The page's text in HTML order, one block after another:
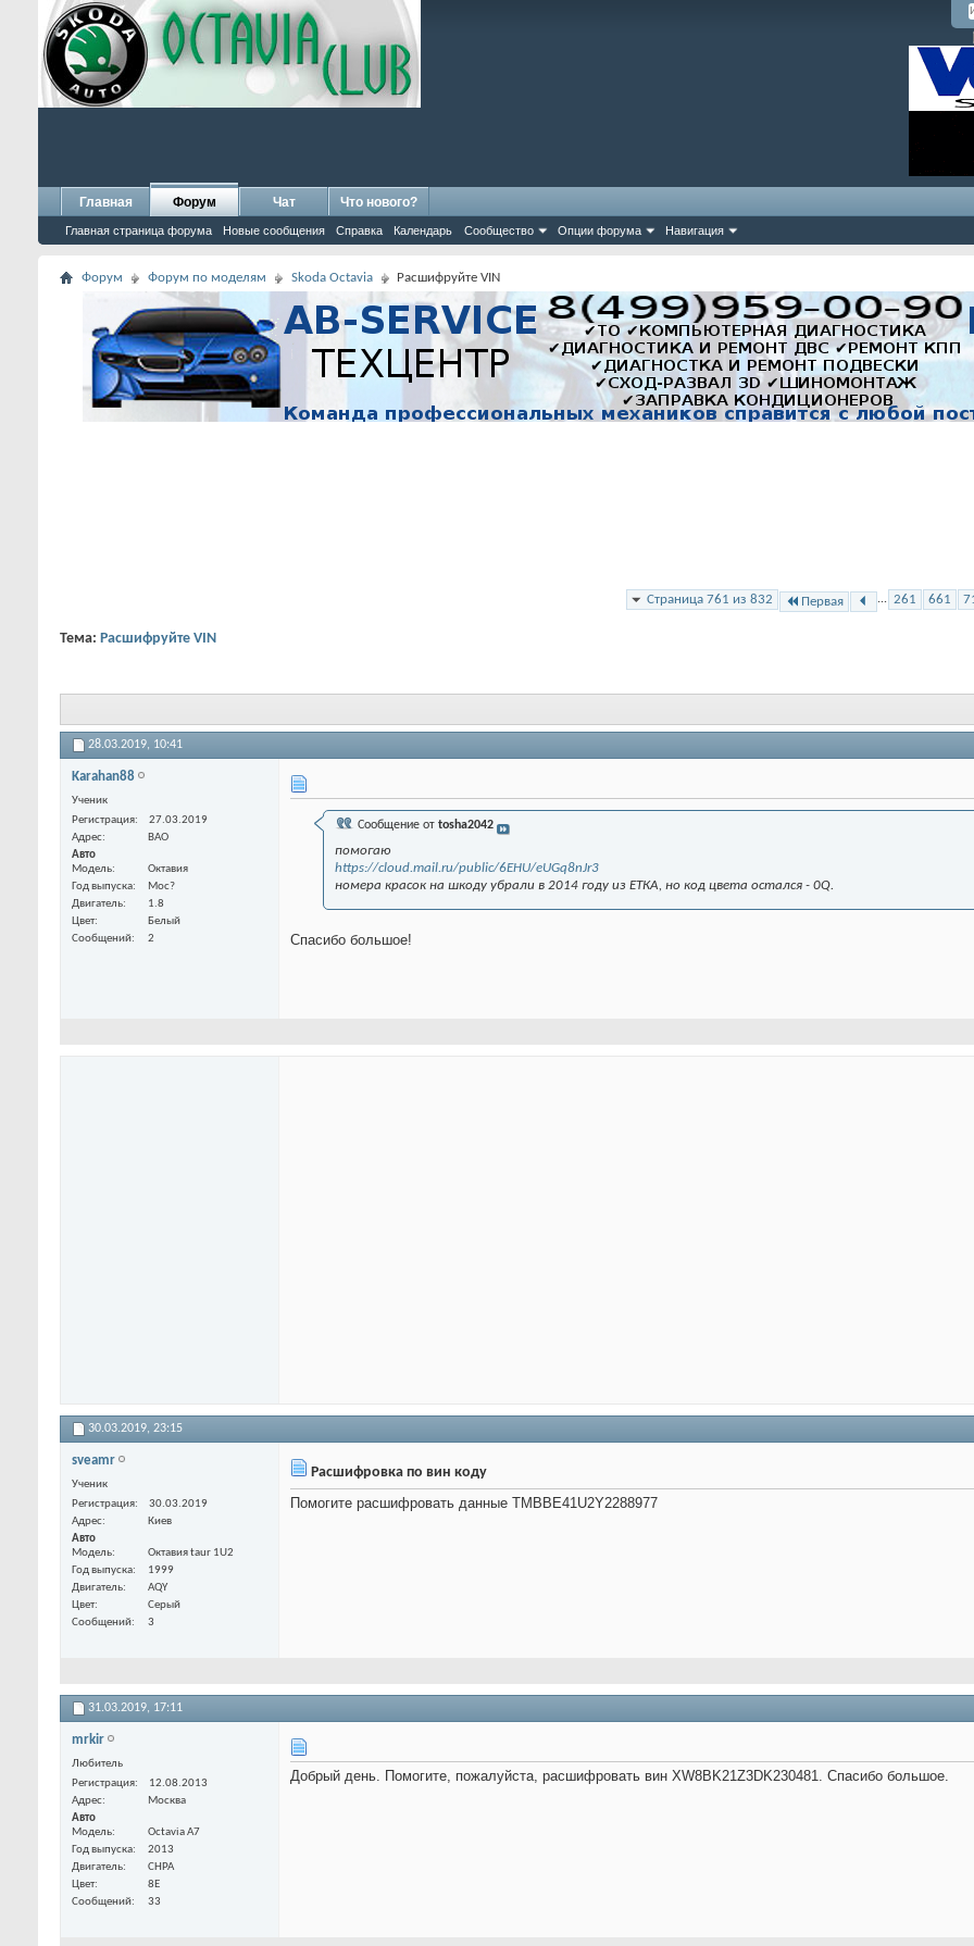
Главная Форум
Главная страница форума Новые сообщения Справка Календарь Сообщество Опции форума Навигация
Чат Что нового?
Форум Форум по моделям Skoda Octavia Расшифруйте VIN
Страница 761 из 832 Первая ... 261 661
Тема: Расшифруйте VIN
28.03.2019, 10:41
Karahan88
Ученик
Регистрация
27.03.2019
Адрес
ВАО
Авто
Модель
Октавия
Год выпуска
Мос?
Двигатель
1.8
Цвет
Белый
Сообщений
2
Сообщение от tosha2042
помогаю
https://cloud.mail.ru/public/6EHU/eUGq8nJr3
номера красок на шкоду убрали в 2014 году из ЕТКА, но код цвета остался - 0Q.
Спасибо большое!
30.03.2019, 23:15
sveamr
Ученик
Регистрация
30.03.2019
Адрес
Киев
Авто
Модель
Октавия taur 1U2
Год выпуска
1999
Двигатель
AQY
Цвет
Серый
Сообщений
3
Расшифровка по вин коду
Помогите расшифровать данные TMBBE41U2Y2288977
31.03.2019, 17:11
mrkir
Любитель
Регистрация
12.08.2013
Адрес
Москва
Авто
Модель
Octavia A7
Год выпуска
2013
Двигатель
CHPA
Цвет
8E
Сообщений
33
Добрый день. Помогите, пожалуйста, расшифровать вин XW8BK21Z3DK230481. Спасибо большое.